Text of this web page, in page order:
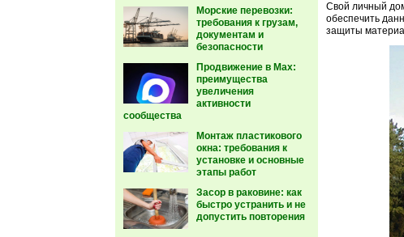
Морские перевозки:
требования к грузам,
документам и
безопасности
Продвижение в Max:
преимущества
увеличения
активности
сообщества
Монтаж пластикового
окна: требования к
установке и основные
этапы работ
Засор в раковине: как
быстро устранить и не
допустить повторения
Свой личный
обеспечить
защиты